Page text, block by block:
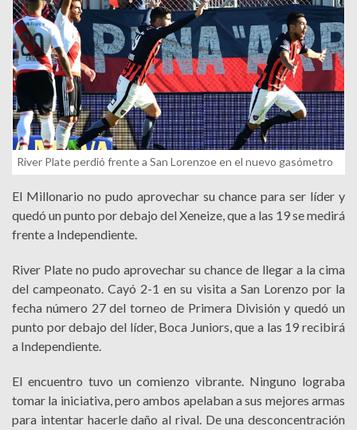
River Plate perdió frente a San Lorenzoe en el nuevo gasómetro
El Millonario no pudo aprovechar su chance para ser líder y
quedó un punto por debajo del Xeneize, que a las 19 se medirá
frente a Independiente.
River Plate no pudo aprovechar su chance de llegar a la cima
del campeonato. Cayó 2-1 en su visita a San Lorenzo por la
fecha número 27 del torneo de Primera División y quedó un
punto por debajo del líder, Boca Juniors, que a las 19 recibirá
a Independiente.
El encuentro tuvo un comienzo vibrante. Ninguno lograba
tomar la iniciativa, pero ambos apelaban a sus mejores armas
para intentar hacerle daño al rival. De una desconcentración